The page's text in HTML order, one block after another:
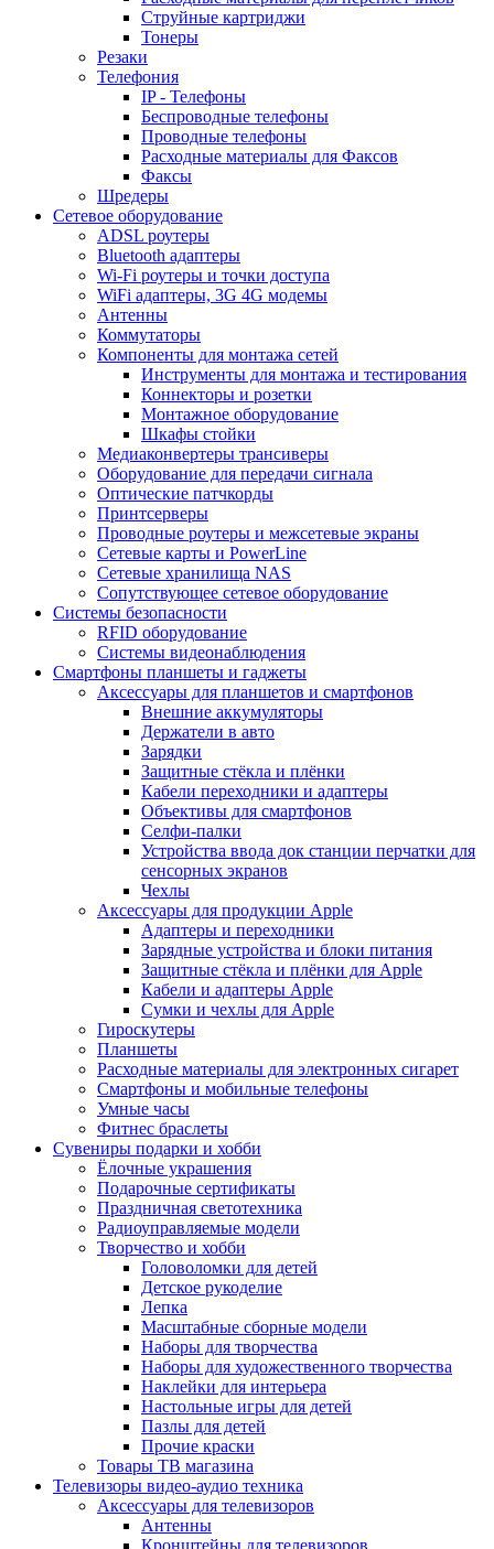
Струйные картриджи
Тонеры
Резаки
Телефония
IP - Телефоны
Беспроводные телефоны
Проводные телефоны
Расходные материалы для Факсов
Факсы
Шредеры
Сетевое оборудование
ADSL роутеры
Bluetooth адаптеры
Wi-Fi роутеры и точки доступа
WiFi адаптеры, 3G 4G модемы
Антенны
Коммутаторы
Компоненты для монтажа сетей
Инструменты для монтажа и тестирования
Коннекторы и розетки
Монтажное оборудование
Шкафы стойки
Медиаконвертеры трансиверы
Оборудование для передачи сигнала
Оптические патчкорды
Принтсерверы
Проводные роутеры и межсетевые экраны
Сетевые карты и PowerLine
Сетевые хранилища NAS
Сопутствующее сетевое оборудование
Системы безопасности
RFID оборудование
Системы видеонаблюдения
Смартфоны планшеты и гаджеты
Аксессуары для планшетов и смартфонов
Внешние аккумуляторы
Держатели в авто
Зарядки
Защитные стёкла и плёнки
Кабели переходники и адаптеры
Объективы для смартфонов
Селфи-палки
Устройства ввода док станции перчатки для
сенсорных экранов
Чехлы
Аксессуары для продукции Apple
Адаптеры и переходники
Зарядные устройства и блоки питания
Защитные стёкла и плёнки для Apple
Кабели и адаптеры Apple
Сумки и чехлы для Apple
Гироскутеры
Планшеты
Расходные материалы для электронных сигарет
Смартфоны и мобильные телефоны
Умные часы
Фитнес браслеты
Сувениры подарки и хобби
Ёлочные украшения
Подарочные сертификаты
Праздничная светотехника
Радиоуправляемые модели
Творчество и хобби
Головоломки для детей
Детское рукоделие
Лепка
Масштабные сборные модели
Наборы для творчества
Наборы для художественного творчества
Наклейки для интерьера
Настольные игры для детей
Пазлы для детей
Прочие краски
Товары ТВ магазина
Телевизоры видео-аудио техника
Аксессуары для телевизоров
Антенны
Кронштейны для телевизоров